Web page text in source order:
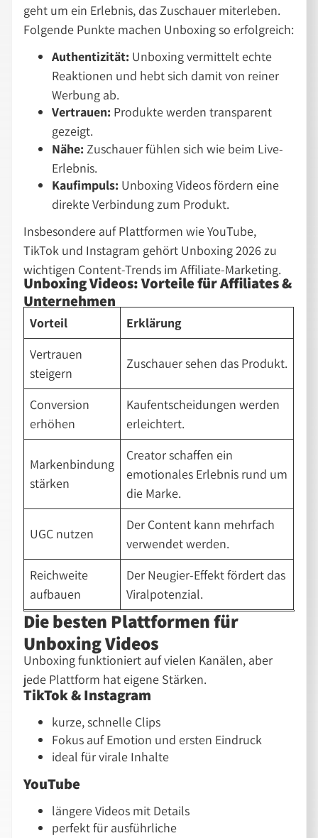
geht um ein Erlebnis, das Zuschauer miterleben.
Folgende Punkte machen Unboxing so erfolgreich:
Authentizität: Unboxing vermittelt echte
Reaktionen und hebt sich damit von reiner
Werbung ab.
Vertrauen: Produkte werden transparent
gezeigt.
Nähe: Zuschauer fühlen sich wie beim Live-
Erlebnis.
Kaufimpuls: Unboxing Videos fördern eine
direkte Verbindung zum Produkt.
Insbesondere auf Plattformen wie YouTube,
TikTok und Instagram gehört Unboxing 2026 zu
wichtigen Content-Trends im Affiliate-Marketing.
Unboxing Videos: Vorteile für Affiliates &
Unternehmen
Vorteil
Erklärung
Vertrauen
steigern
Zuschauer sehen das Produkt.
Conversion
erhöhen
Kaufentscheidungen werden
erleichtert.
Markenbindung
stärken
Creator schaffen ein
emotionales Erlebnis rund um
die Marke.
UGC nutzen
Der Content kann mehrfach
verwendet werden.
Reichweite
aufbauen
Der Neugier-Effekt fördert das
Viralpotenzial.
Die besten Plattformen für
Unboxing Videos
Unboxing funktioniert auf vielen Kanälen, aber
jede Plattform hat eigene Stärken.
TikTok & Instagram
kurze, schnelle Clips
Fokus auf Emotion und ersten Eindruck
ideal für virale Inhalte
YouTube
längere Videos mit Details
perfekt für ausführliche